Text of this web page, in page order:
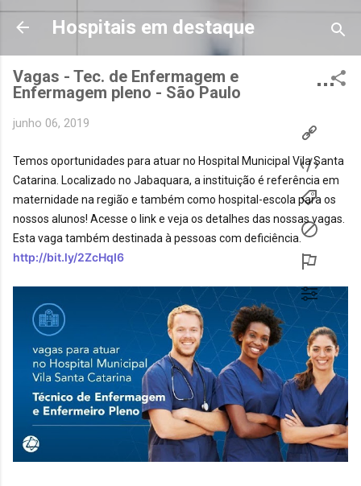
Pular para o conteúdo principal
Hospitais em destaque
Vagas - Tec. de Enfermagem e
Enfermagem pleno - São Paulo
junho 06, 2019
Temos oportunidades para atuar no Hospital Municipal Vila Santa
Catarina. Localizado no Jabaquara, a instituição é referência em
maternidade na região e também como hospital-escola para os
nossos alunos! Acesse o link e veja os detalhes das nossas vagas.
Esta vaga também destinada à pessoas com deficiência.
http://bit.ly/2ZcHqI6